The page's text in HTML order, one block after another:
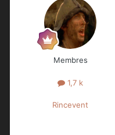
Membres
1,7 k
Rincevent